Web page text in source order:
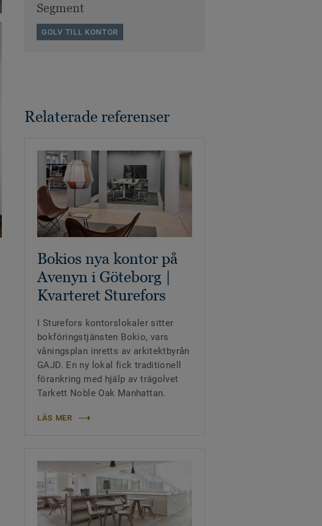
Segment
GOLV TILL KONTOR
Relaterade referenser
Bokios nya kontor på
Avenyn i Göteborg |
Kvarteret Sturefors
I Sturefors kontorslokaler sitter
bokföringstjänsten Bokio, vars
våningsplan inretts av arkitektbyrån
GAJD. En ny lokal fick traditionell
förankring med hjälp av trägolvet
Tarkett Noble Oak Manhattan.
LÄS MER